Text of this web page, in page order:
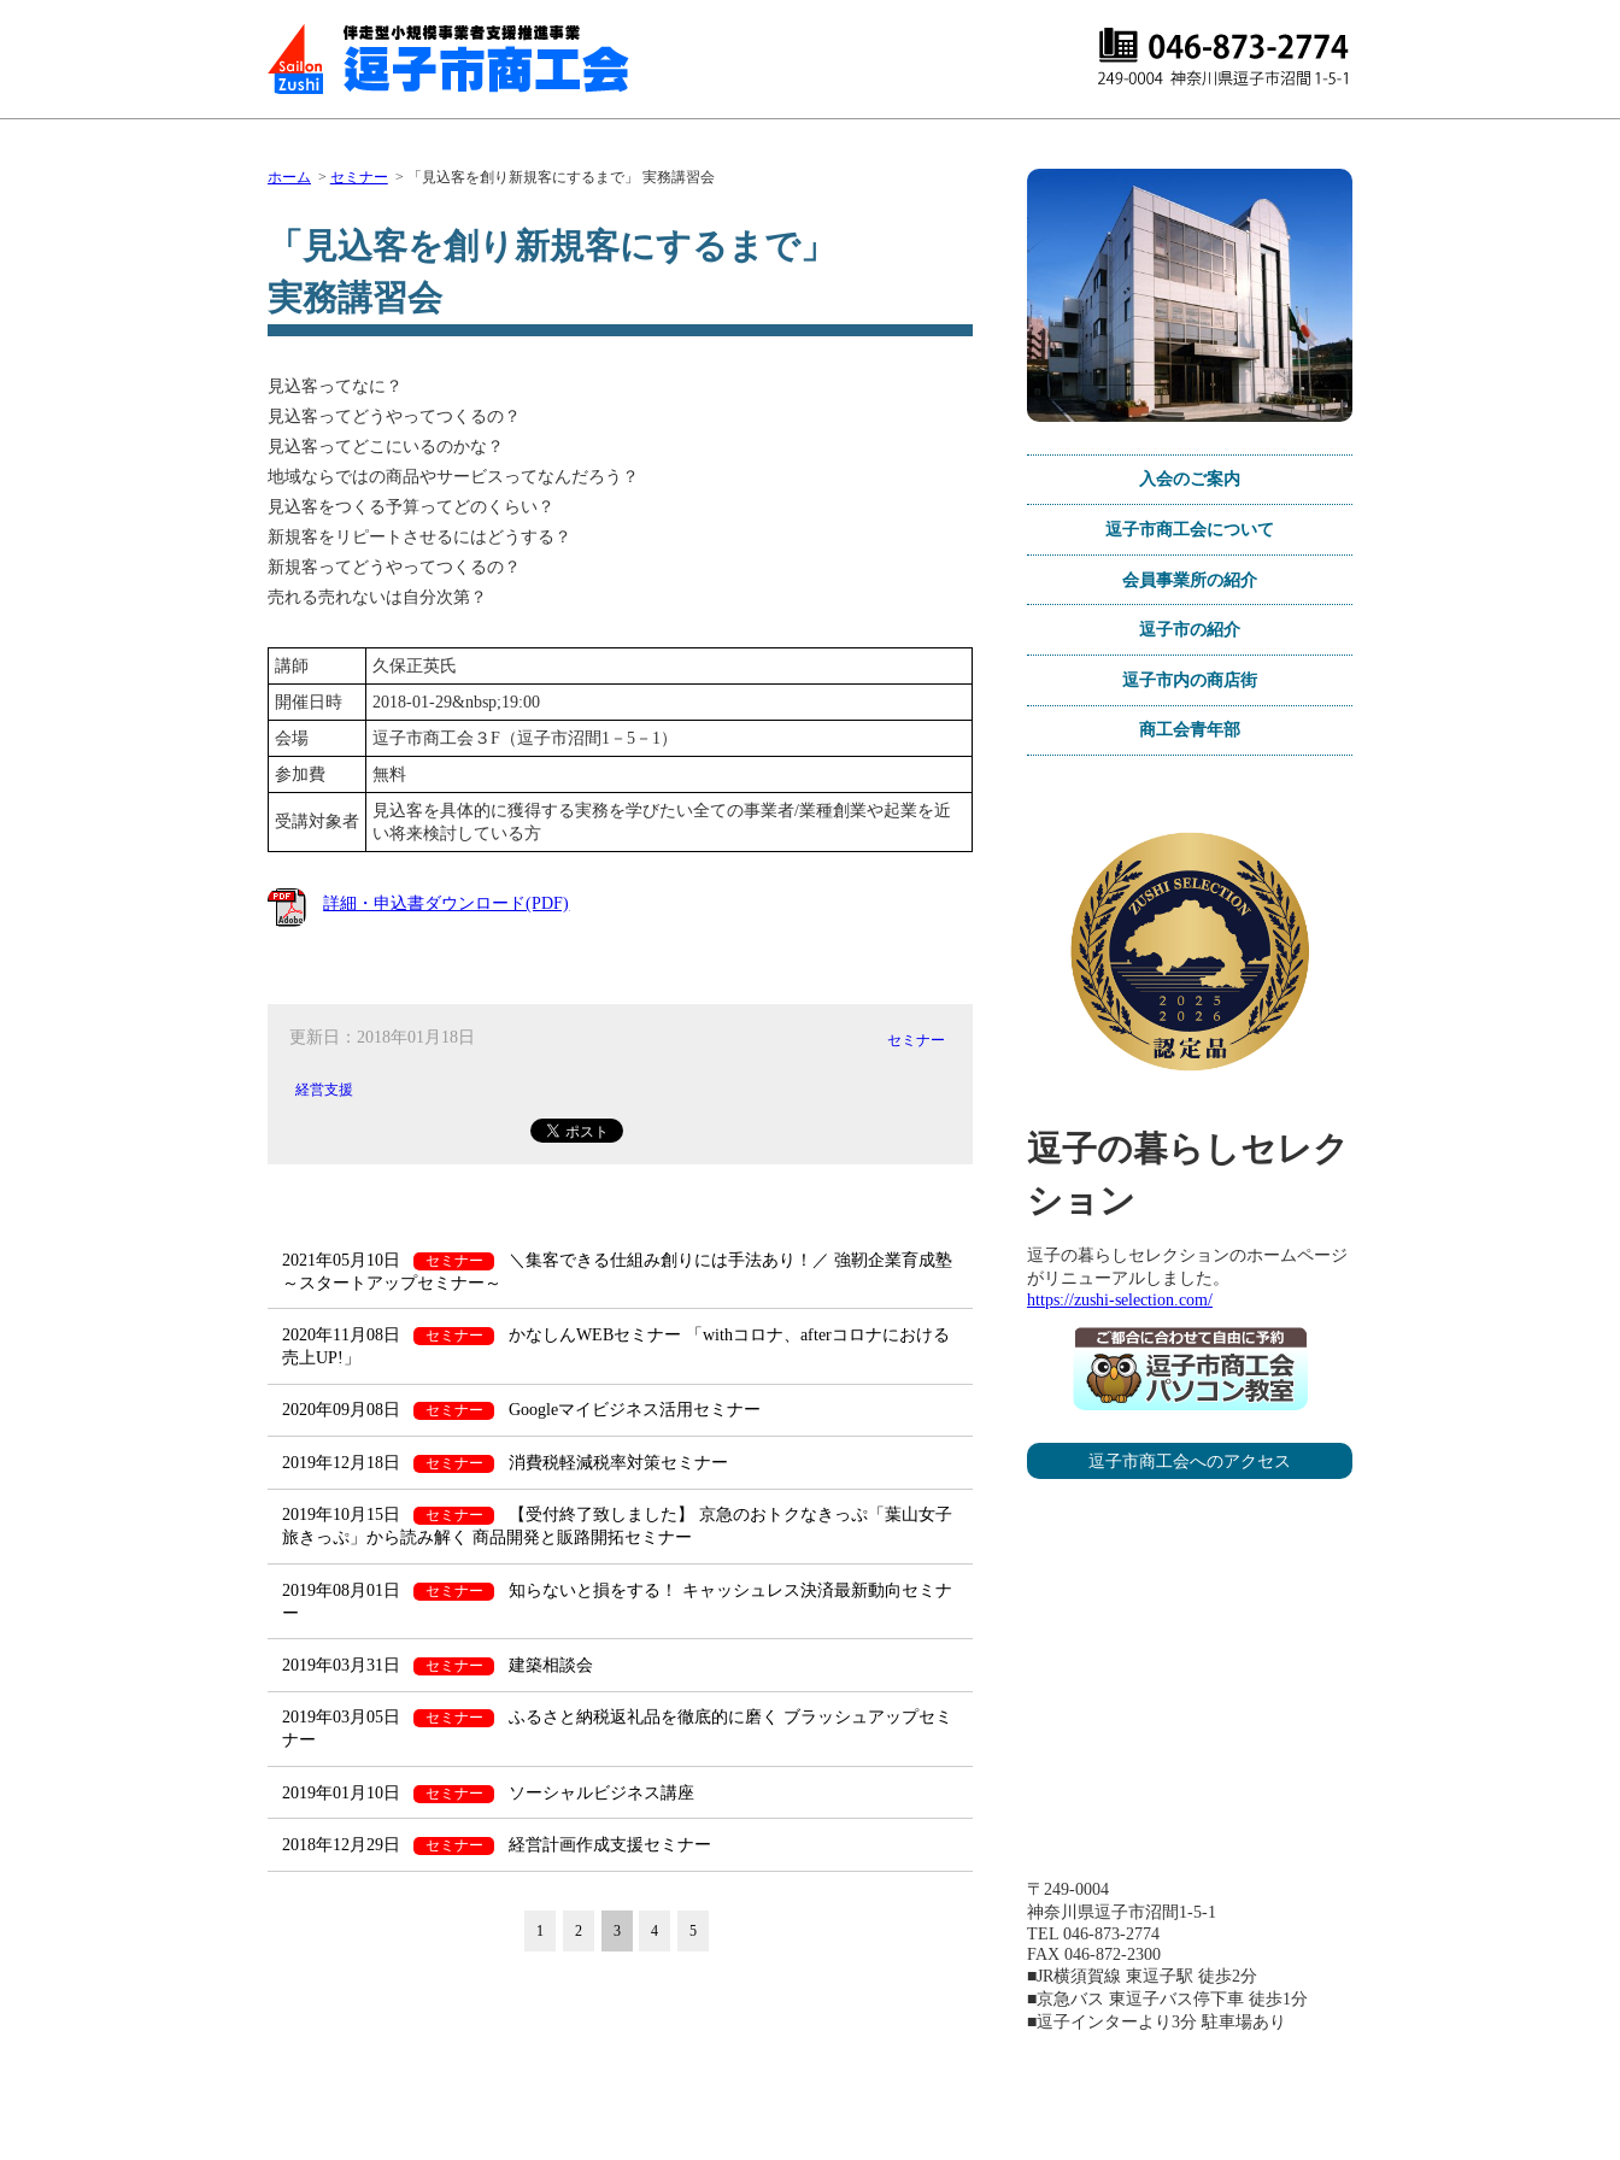
ホーム セミナー 「見込客を創り新規客にするまで」 実務講習会
「見込客を創り新規客にするまで」
実務講習会
見込客ってなに？
見込客ってどうやってつくるの？
見込客ってどこにいるのかな？
地域ならではの商品やサービスってなんだろう？
見込客をつくる予算ってどのくらい？
新規客をリピートさせるにはどうする？
新規客ってどうやってつくるの？
売れる売れないは自分次第？
講師
久保正英氏
開催日時
2018-01-29&nbsp;19:00
会場
逗子市商工会３F（逗子市沼間1－5－1）
参加費
無料
受講対象者
見込客を具体的に獲得する実務を学びたい全ての事業者/業種創業や起業を近
い将来検討している方
詳細・申込書ダウンロード(PDF)
更新日：2018年01月18日 セミナー
経営支援
2021年05月10日 セミナー
＼集客できる仕組み創りには手法あり！／ 強靭企業育成塾
～スタートアップセミナー～
2020年11月08日 セミナー
かなしんWEBセミナー 「withコロナ、afterコロナにおける
売上UP!」
2020年09月08日 セミナー Googleマイビジネス活用セミナー
2019年12月18日 セミナー 消費税軽減税率対策セミナー
2019年10月15日 セミナー
【受付終了致しました】 京急のおトクなきっぷ「葉山女子
旅きっぷ」から読み解く 商品開発と販路開拓セミナー
2019年08月01日 セミナー
知らないと損をする！ キャッシュレス決済最新動向セミナ
ー
2019年03月31日 セミナー 建築相談会
2019年03月05日 セミナー
ふるさと納税返礼品を徹底的に磨く ブラッシュアップセミ
ナー
2019年01月10日 セミナー ソーシャルビジネス講座
2018年12月29日 セミナー 経営計画作成支援セミナー
1 2 3 4 5
入会のご案内
逗子市商工会について
会員事業所の紹介
逗子市の紹介
逗子市内の商店街
商工会青年部
逗子の暮らしセレク
ション
逗子の暮らしセレクションのホームページ
がリニューアルしました。
https://zushi-selection.com/
逗子市商工会へのアクセス
〒249-0004
神奈川県逗子市沼間1-5-1
TEL 046-873-2774
FAX 046-872-2300
■JR横須賀線 東逗子駅 徒歩2分
■京急バス 東逗子バス停下車 徒歩1分
■逗子インターより3分 駐車場あり